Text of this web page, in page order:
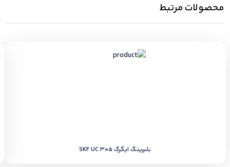
محصولات مرتبط
بلبرینگ ایگرگ SKF UC 305